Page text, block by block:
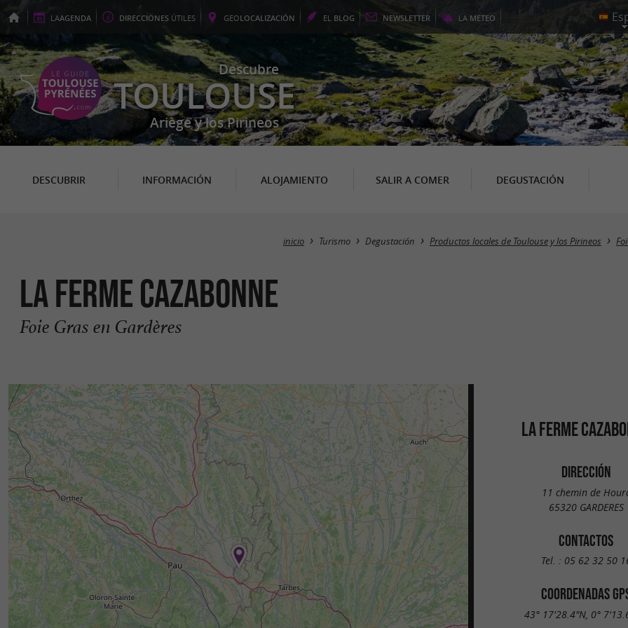
LAAGENDA DIRECCIONES ÚTILES GEOLOCALIZACIÓN EL BLOG NEWSLETTER LA METEO
Descubre
TOULOUSE
Ariège y los Pirineos
DESCUBRIR INFORMACIÓN ALOJAMIENTO SALIR A COMER DEGUSTACIÓN
inicio Turismo Degustación Productos locales de Toulouse y los Pirineos
LA FERME CAZABONNE
Foie Gras en Gardères
LA FERME
DIRECCIÓN
11 chemin de
65320 GARDERES
CONTACTOS
Tel. : 05 62 32 50
COORDENADAS
43° 17'28.4"N, 0°